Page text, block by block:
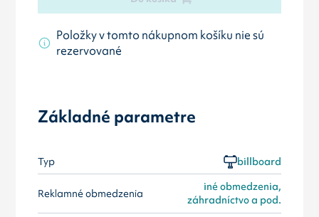
Položky v tomto nákupnom košíku nie sú
rezervované
Základné parametre
Typ billboard
Reklamné obmedzenia
iné obmedzenia,
záhradníctvo a pod.